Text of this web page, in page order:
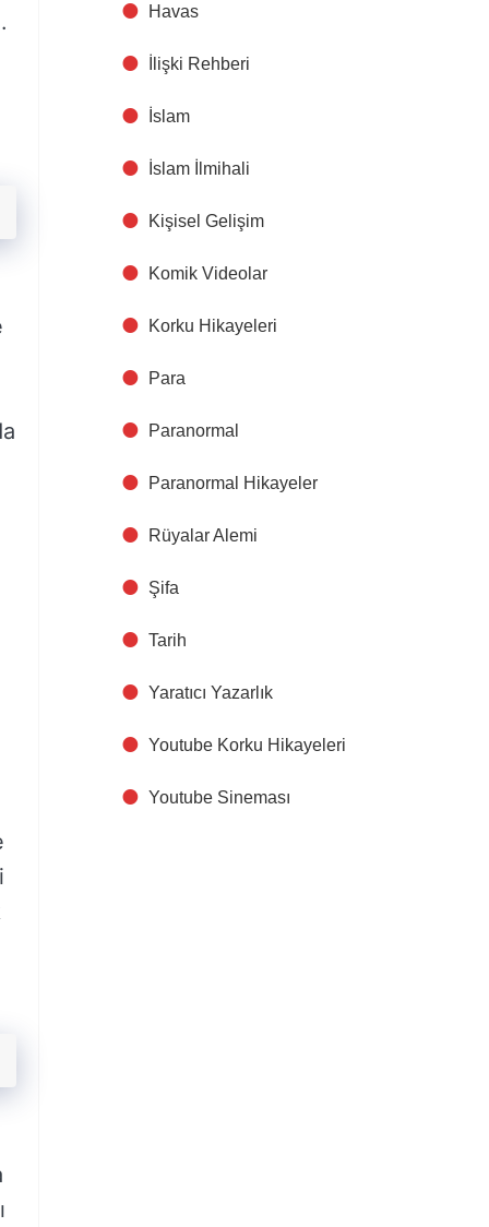
Havas
İlişki Rehberi
İslam
İslam İlmihali
Kişisel Gelişim
Komik Videolar
Korku Hikayeleri
Para
Paranormal
Paranormal Hikayeler
Rüyalar Alemi
Şifa
Tarih
Yaratıcı Yazarlık
Youtube Korku Hikayeleri
Youtube Sineması